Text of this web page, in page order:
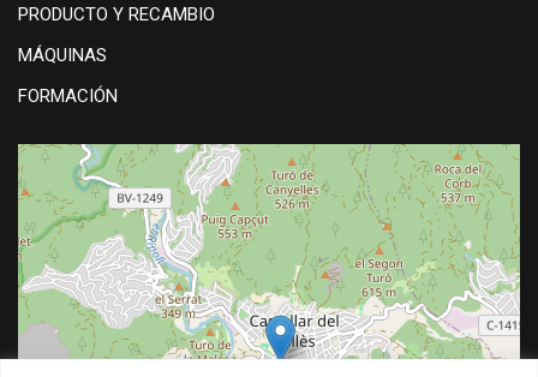
PRODUCTO Y RECAMBIO
MÁQUINAS
FORMACIÓN
−